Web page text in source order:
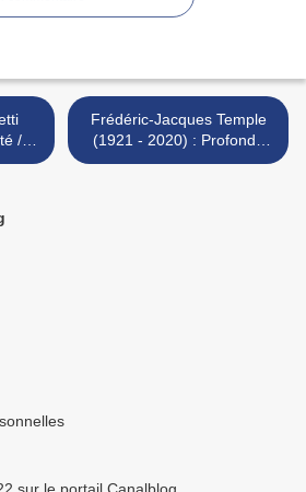
/
Frédéric-Jacques Temple
(1921 - 2020) : Profonds
pays (II) >